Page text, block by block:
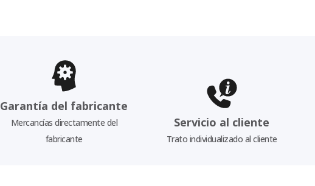
Garantía del fabricante
Mercancías directamente del
fabricante
Servicio al cliente
Trato individualizado al cliente